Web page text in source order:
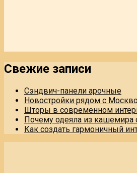
Свежие записи
Сэндвич-панели арочные
Новостройки рядом с
Шторы в современном
Почему одеяла из кашемира
Как создать гармоничный